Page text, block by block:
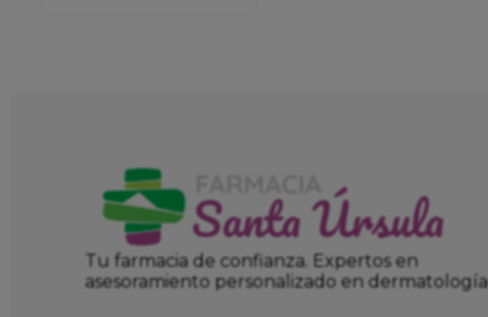
Tu farmacia de confianza. Expertos en
asesoramiento personalizado en dermatología